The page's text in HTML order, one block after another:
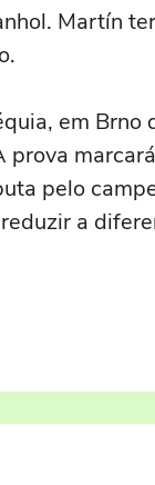
Martín
em
pelo
a